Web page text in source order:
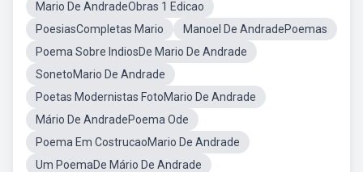
Mario De AndradeObras 1 Edicao
PoesiasCompletas Mario
Manoel De AndradePoemas
Poema Sobre IndiosDe Mario De Andrade
SonetoMario De Andrade
Poetas Modernistas FotoMario De Andrade
Mário De AndradePoema Ode
Poema Em CostrucaoMario De Andrade
Um PoemaDe Mário De Andrade